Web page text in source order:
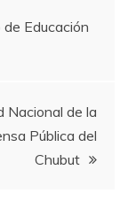
Educación
Nacional de la
Pública del
Chubut